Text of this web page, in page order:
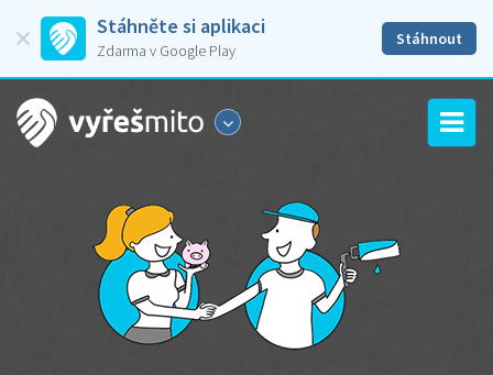
Stáhněte si aplikaci
Zdarma v Google Play
Stáhnout